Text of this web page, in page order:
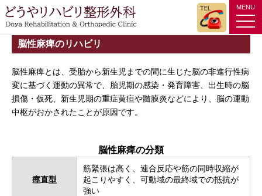
MENU
脳性麻痺のリハビリ
脳性麻痺とは、受胎から新生児までの間に生じた脳の非進行性病
変に基づく運動の異常で、胎児期の感染・発育障害、出生時の脳
損傷・仮死、新生児期の重症黄疸や髄膜炎などにより、脳の運動
中枢がおかされたことが原因です。
脳性麻痺の分類
痙直型
筋緊張は高く、連合反応や筋の同時収縮が
起こりやすく、可動域の最終域での抵抗が
強い